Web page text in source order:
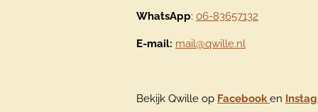
WhatsApp: 06-83657132
E-mail: mail@qwille.nl
Bekijk Qwille op Facebook en